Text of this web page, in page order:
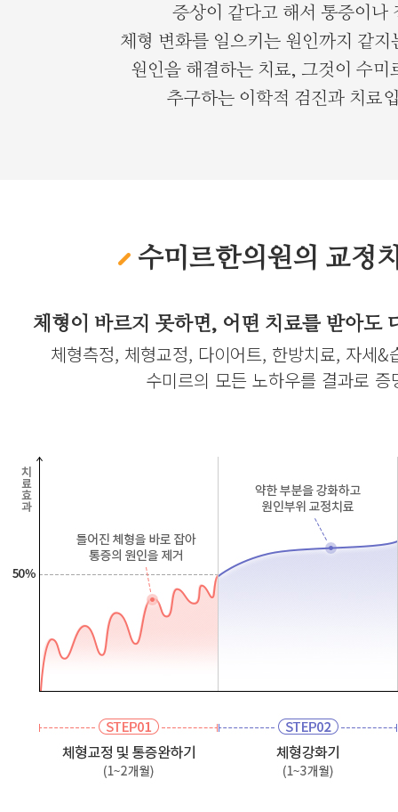
증상이 같다고 해서 통증이나
체형 변화를 일으키는 원인까지 같지
원인을 해결하는 치료, 그것이 수미
추구하는 이학적 검진과 치료
수미르한의원의 교정
체형이 바르지 못하면, 어떤 치료를 받아도
체형측정, 체형교정, 다이어트, 한방치료, 자세&
수미르의 모든 노하우를 결과로 증